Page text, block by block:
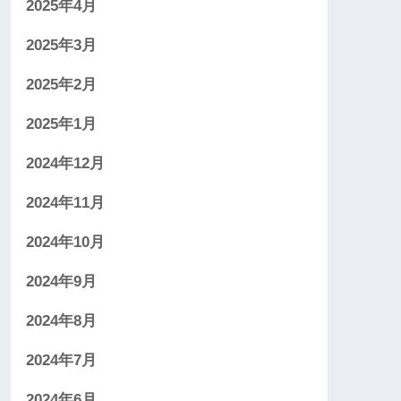
2025年4月
2025年3月
2025年2月
2025年1月
2024年12月
2024年11月
2024年10月
2024年9月
2024年8月
2024年7月